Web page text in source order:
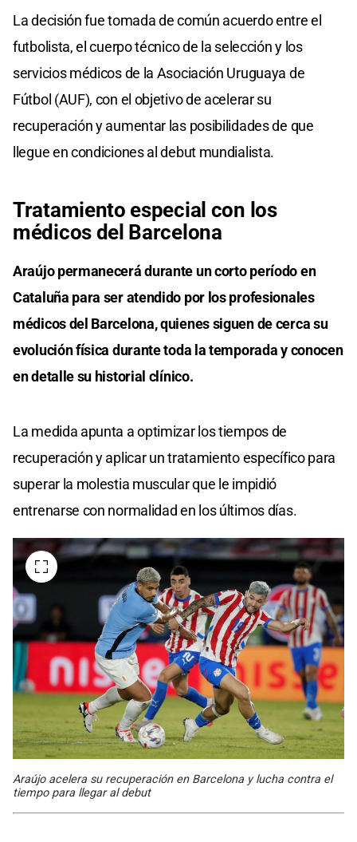
La decisión fue tomada de común acuerdo entre el
futbolista, el cuerpo técnico de la selección y los
servicios médicos de la Asociación Uruguaya de
Fútbol (AUF), con el objetivo de acelerar su
recuperación y aumentar las posibilidades de que
llegue en condiciones al debut mundialista.
Tratamiento especial con los
médicos del Barcelona
Araújo permanecerá durante un corto período en
Cataluña para ser atendido por los profesionales
médicos del Barcelona, quienes siguen de cerca su
evolución física durante toda la temporada y conocen
en detalle su historial clínico.
La medida apunta a optimizar los tiempos de
recuperación y aplicar un tratamiento específico para
superar la molestia muscular que le impidió
entrenarse con normalidad en los últimos días.
Araújo acelera su recuperación en Barcelona y lucha contra el
tiempo para llegar al debut